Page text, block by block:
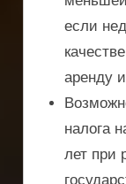
если
аренду
налога
лет при